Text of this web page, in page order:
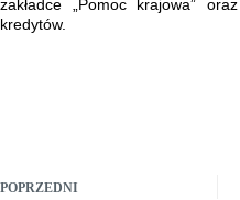
zakładce „Pomoc krajowa”
kredytów.
POPRZEDNI